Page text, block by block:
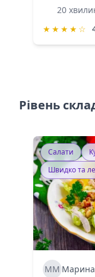
20
★ ★ ★ ★ ☆
Рівень
Салати
Швидко та
ММ